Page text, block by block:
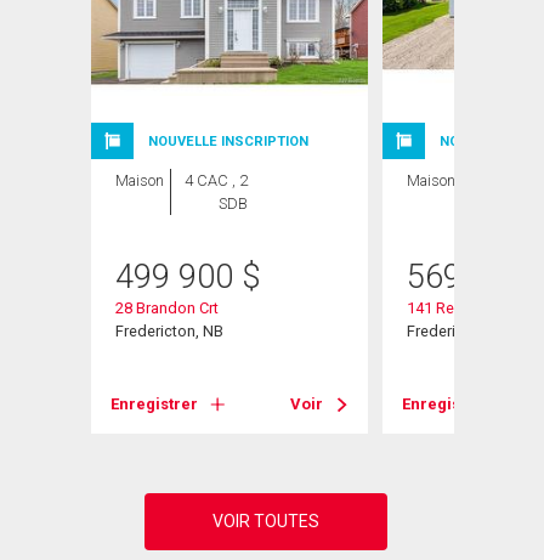
NOUVELLE INSCRIPTION
Maison
4 CAC , 2
SDB
499 900 $
28 Brandon Crt
Fredericton, NB
Enregistrer Voir
NOUVELLE
Maison
569 900
141 Regiment
Fredericton, NB
Enregistrer